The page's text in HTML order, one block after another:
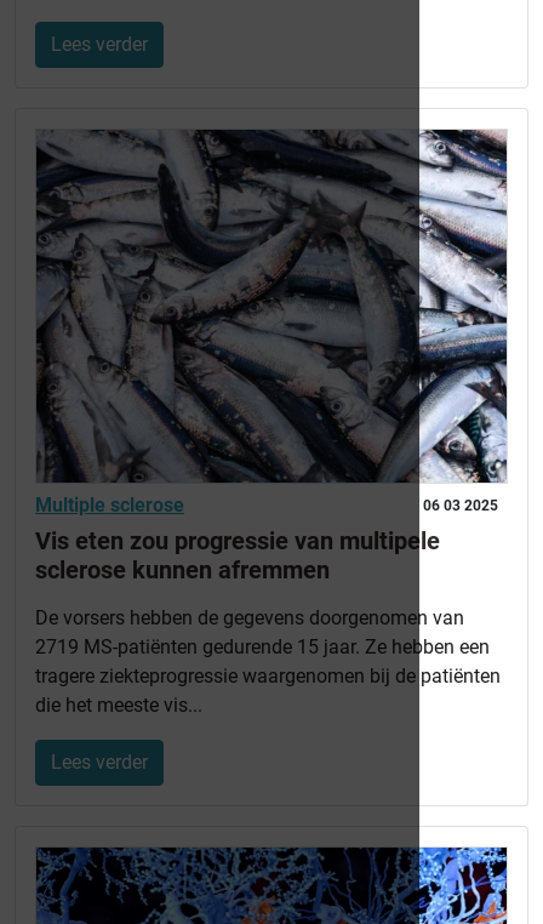
Lees verder
06 03 2025
Multiple sclerose
Vis eten zou progressie van multipele
sclerose kunnen afremmen
De vorsers hebben de gegevens doorgenomen van
2719 MS-patiënten gedurende 15 jaar. Ze hebben een
tragere ziekteprogressie waargenomen bij de patiënten
die het meeste vis...
Lees verder